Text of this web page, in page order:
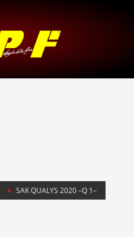
SAK QUALYS 2020 –Q 1–